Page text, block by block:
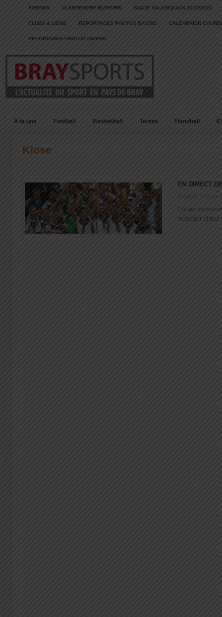
AGENDA CLASSEMENT BUTEURS STADE VALERIQUAIS 2022/2023
CLUBS & LIENS REPORTAGES PHOTOS DIVERS CALENDRIER
REPORTAGES PHOTOS DIVERS
A la une Football Basketball Tennis Handball
Klose
EN DIRECT
Posté le: 14 juillet
Coupe du
manquer et tout